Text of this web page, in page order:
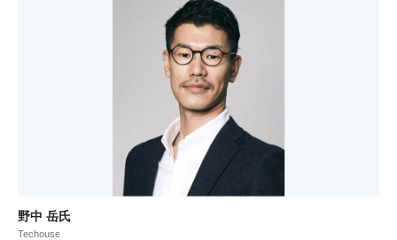
野中 岳氏
Techouse